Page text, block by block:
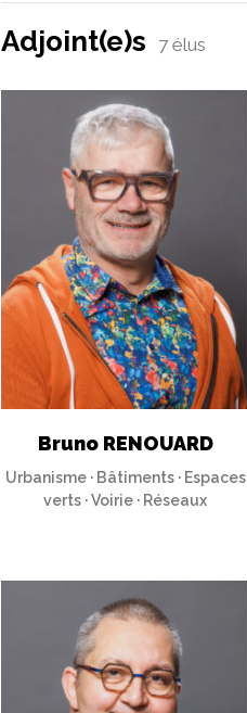
Adjoint(e)s 7 élus
Bruno RENOUARD
Urbanisme · Bâtiments · Espaces
verts · Voirie · Réseaux